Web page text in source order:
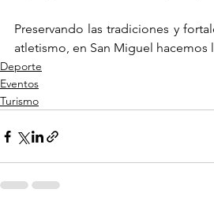
Preservando las tradiciones y
atletismo, en San Miguel hacemos
Deporte
Eventos
Turismo